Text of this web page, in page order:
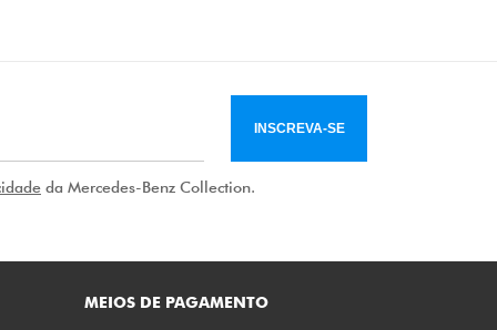
da Mercedes-Benz Collection.
INSCREVA-SE
MEIOS DE PAGAMENTO